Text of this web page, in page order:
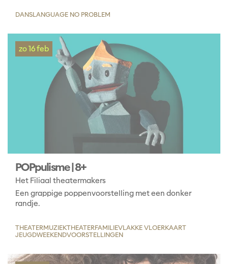
DANSLANGUAGE NO PROBLEM
POPpulisme | 8+
Het Filiaal theatermakers
Een grappige poppenvoorstelling met een donker
randje.
zo 16 feb
THEATERMUZIEKTHEATERFAMILIEVLAKKE VLOERKAART
JEUGDWEEKENDVOORSTELLINGEN